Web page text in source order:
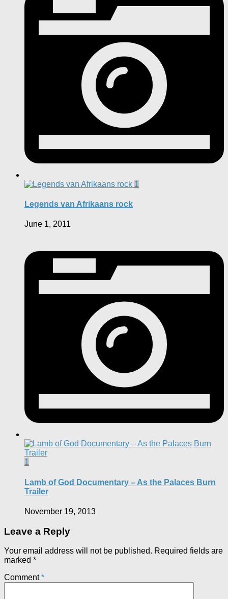
1
Legends van Afrikaans rock
June 1, 2011
1
Lamb of God Documentary – As the Palaces Burn
Trailer
November 19, 2013
Leave a Reply
Your email address will not be published. Required fields are
marked *
Comment*